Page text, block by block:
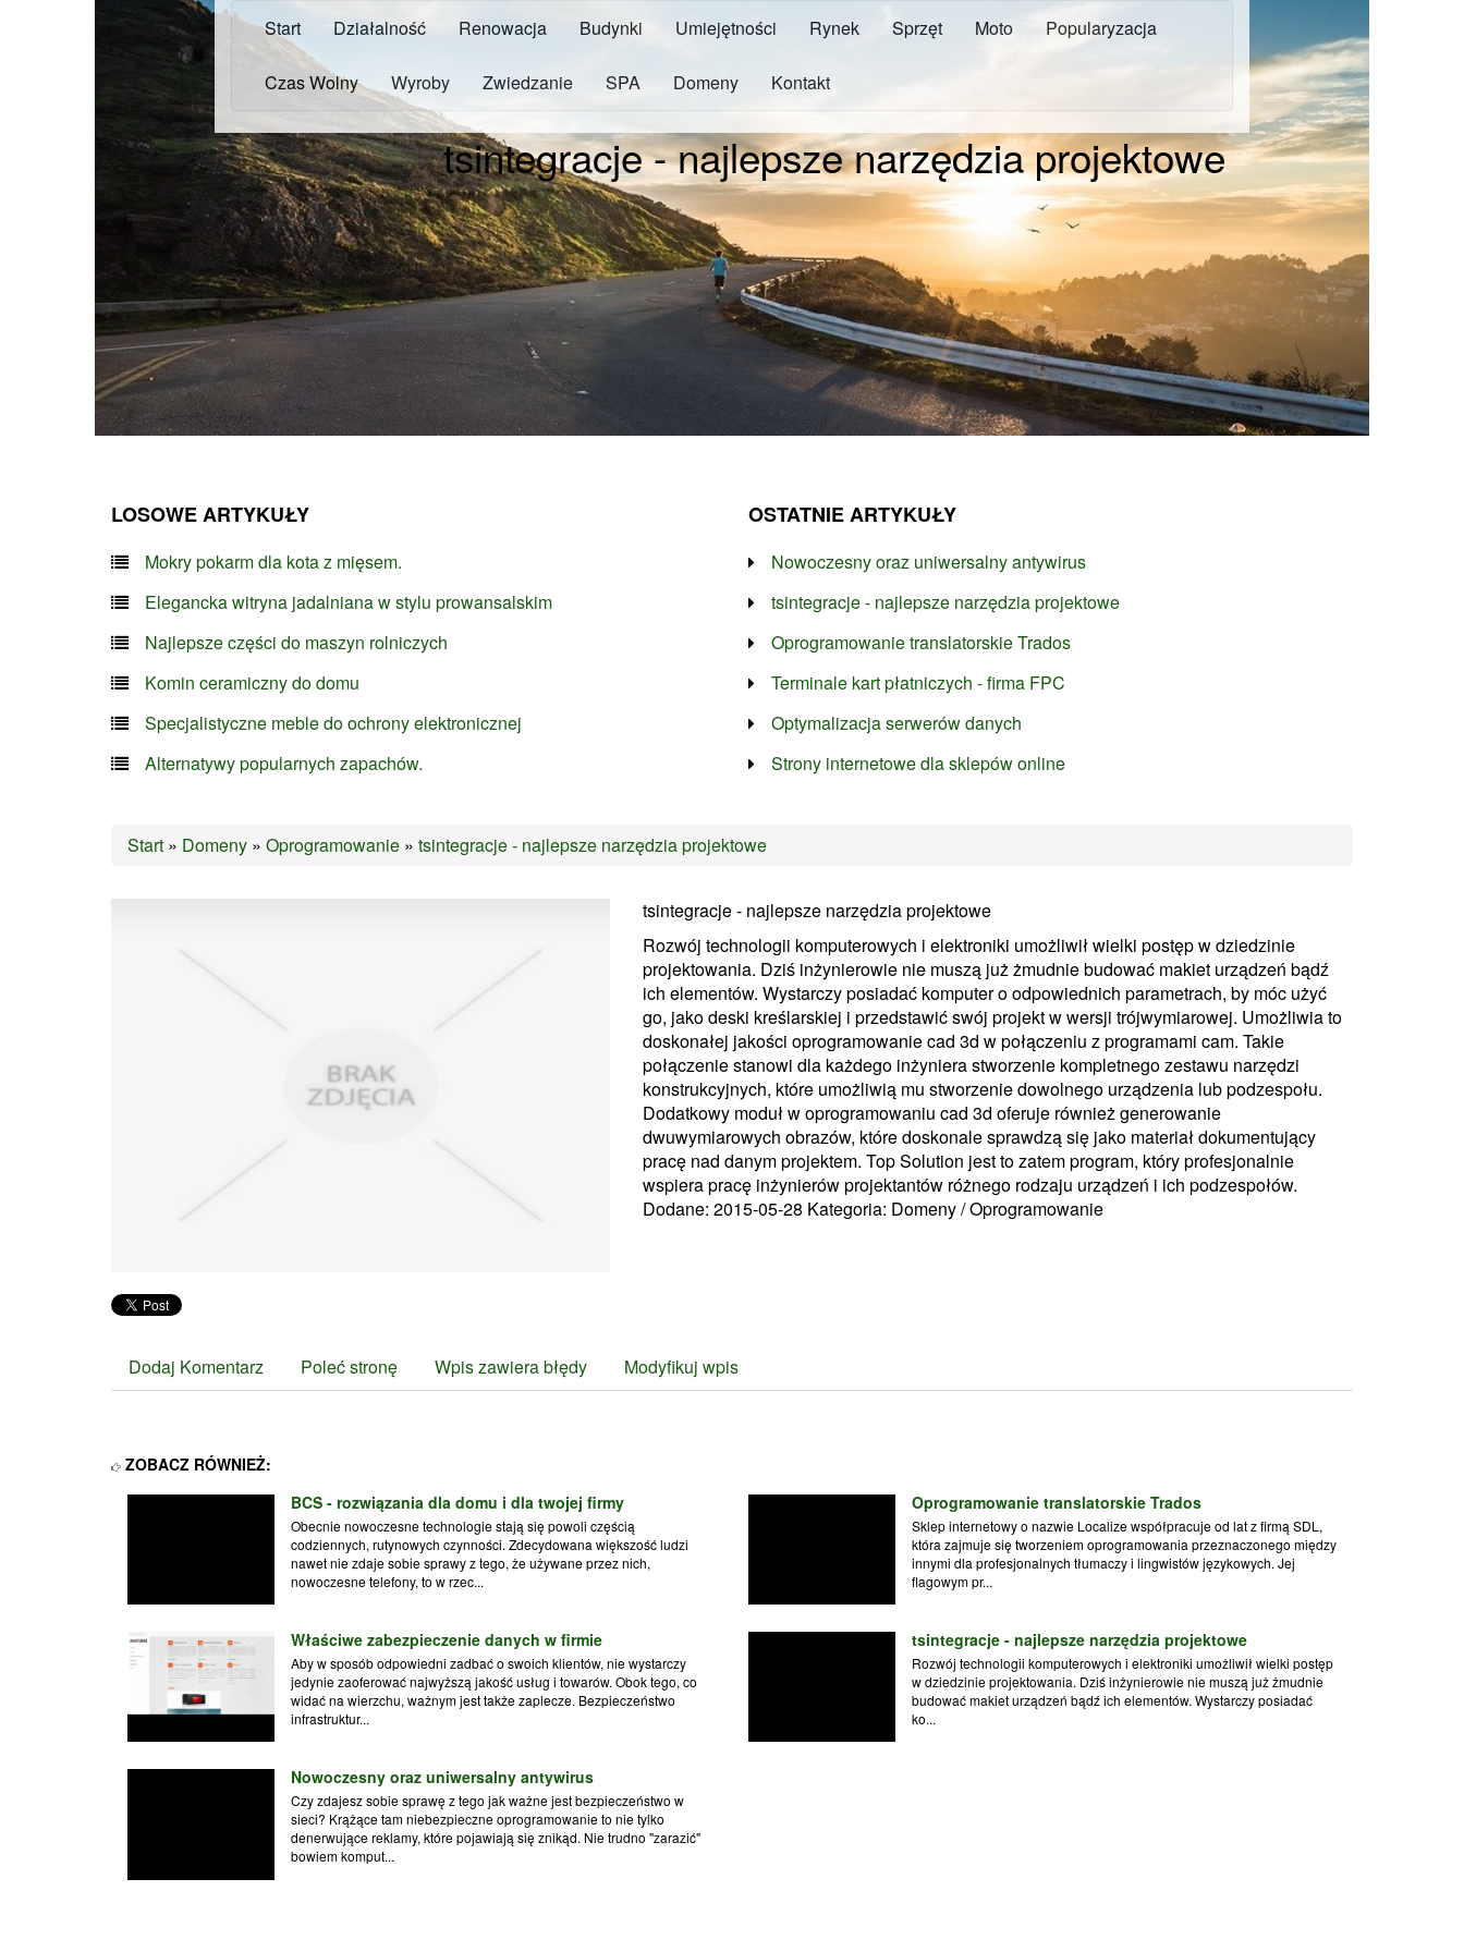
Start Działalność Renowacja Budynki Umiejętności Rynek Sprzęt Moto Popularyzacja
Czas Wolny Wyroby Zwiedzanie SPA Domeny Kontakt
tsintegracje - najlepsze narzędzia projektowe
LOSOWE ARTYKUŁY
Mokry pokarm dla kota z mięsem.
Elegancka witryna jadalniana w stylu prowansalskim
Najlepsze części do maszyn rolniczych
Komin ceramiczny do domu
Specjalistyczne meble do ochrony elektronicznej
Alternatywy popularnych zapachów.
OSTATNIE ARTYKUŁY
Nowoczesny oraz uniwersalny antywirus
tsintegracje - najlepsze narzędzia projektowe
Oprogramowanie translatorskie Trados
Terminale kart płatniczych - firma FPC
Optymalizacja serwerów danych
Strony internetowe dla sklepów online
Start » Domeny » Oprogramowanie » tsintegracje - najlepsze narzędzia projektowe
tsintegracje - najlepsze narzędzia projektowe
Rozwój technologii komputerowych i elektroniki umożliwił wielki postęp w dziedzinie
projektowania. Dziś inżynierowie nie muszą już żmudnie budować makiet urządzeń bądź
ich elementów. Wystarczy posiadać komputer o odpowiednich parametrach, by móc użyć
go, jako deski kreślarskiej i przedstawić swój projekt w wersji trójwymiarowej. Umożliwia to
doskonałej jakości oprogramowanie cad 3d w połączeniu z programami cam. Takie
połączenie stanowi dla każdego inżyniera stworzenie kompletnego zestawu narzędzi
konstrukcyjnych, które umożliwią mu stworzenie dowolnego urządzenia lub podzespołu.
Dodatkowy moduł w oprogramowaniu cad 3d oferuje również generowanie
dwuwymiarowych obrazów, które doskonale sprawdzą się jako materiał dokumentujący
pracę nad danym projektem. Top Solution jest to zatem program, który profesjonalnie
wspiera pracę inżynierów projektantów różnego rodzaju urządzeń i ich podzespołów.
Dodane: 2015-05-28 Kategoria: Domeny / Oprogramowanie
Dodaj Komentarz Poleć stronę Wpis zawiera błędy Modyfikuj wpis
ZOBACZ RÓWNIEŻ:
BCS - rozwiązania dla domu i dla twojej firmy
Obecnie nowoczesne technologie stają się powoli częścią
codziennych, rutynowych czynności. Zdecydowana większość ludzi
nawet nie zdaje sobie sprawy z tego, że używane przez nich,
nowoczesne telefony, to w rzec...
Oprogramowanie translatorskie Trados
Sklep internetowy o nazwie Localize współpracuje od lat z firmą SDL,
która zajmuje się tworzeniem oprogramowania przeznaczonego między
innymi dla profesjonalnych tłumaczy i lingwistów językowych. Jej
flagowym pr...
Właściwe zabezpieczenie danych w firmie
Aby w sposób odpowiedni zadbać o swoich klientów, nie wystarczy
jedynie zaoferować najwyższą jakość usług i towarów. Obok tego, co
widać na wierzchu, ważnym jest także zaplecze. Bezpieczeństwo
infrastruktur...
tsintegracje - najlepsze narzędzia projektowe
Rozwój technologii komputerowych i elektroniki umożliwił wielki postęp
w dziedzinie projektowania. Dziś inżynierowie nie muszą już żmudnie
budować makiet urządzeń bądź ich elementów. Wystarczy posiadać
ko...
Nowoczesny oraz uniwersalny antywirus
Czy zdajesz sobie sprawę z tego jak ważne jest bezpieczeństwo w
sieci? Krążące tam niebezpieczne oprogramowanie to nie tylko
denerwujące reklamy, które pojawiają się znikąd. Nie trudno "zarazić"
bowiem komput...